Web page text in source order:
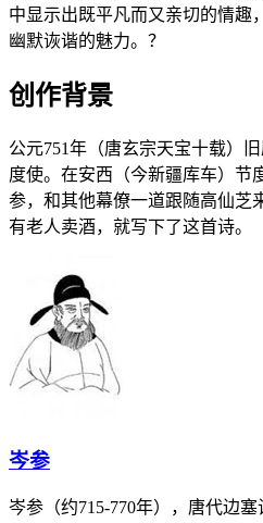
中显示出既平凡而又亲切的情趣
幽默诙谐的魅力。？
创作背景
公元751年（唐玄宗天宝十载）
度使。在安西（今新疆库车）节
参，和其他幕僚一道跟随高仙芝
有老人卖酒，就写下了这首诗。
岑参
岑参（约715-770年），唐代边